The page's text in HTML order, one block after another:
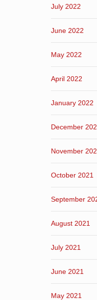
July 2022
June 2022
May 2022
April 2022
January 2022
December
November
October 2021
September
August 2021
July 2021
June 2021
May 2021